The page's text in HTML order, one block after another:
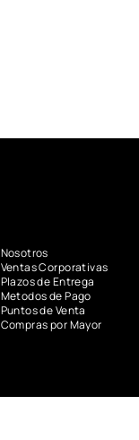
Nosotros
Ventas Corporativas
Plazos de Entrega
Metodos de Pago
Puntos de Venta
Compras por Mayor